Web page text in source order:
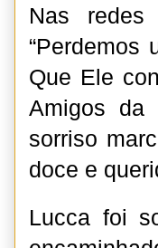
Nas redes
“Perdemos
Que Ele
Amigos da
sorriso
doce e
Lucca foi